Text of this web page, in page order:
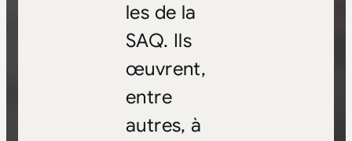
les de la
SAQ. Ils
œuvrent,
entre
autres, à